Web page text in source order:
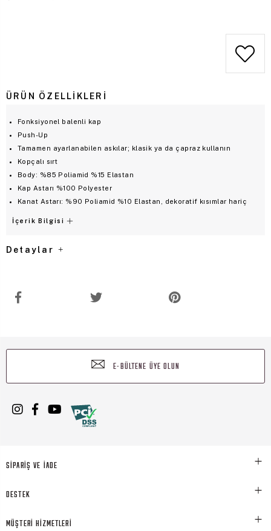
ÜRÜN ÖZELLIKLERI
Fonksiyonel balenli kap
Push-Up
Tamamen ayarlanabilen askılar; klasik ya da çapraz kullanın
Kopçalı sırt
Body: %85 Poliamid %15 Elastan
Kap Astarı %100 Polyester
Kanat Astarı: %90 Poliamid %10 Elastan, dekoratif kısımlar hariç
İçerik Bilgisi
Detaylar
E-BÜLTENE ÜYE OLUN
SİPARİŞ VE İADE
DESTEK
MÜŞTERİ HİZMETLERİ